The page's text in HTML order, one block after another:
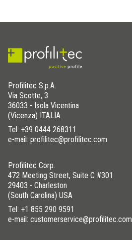
Profilitec S.p.A.
Via Scotte, 3
36033 - Isola Vicentina
(Vicenza) ITALIA
Tel: +39 0444 268311
e-mail: profilitec@profilitec.com
Profilitec Corp.
472 Meeting Street, Suite C #301
29403 - Charleston
(South Carolina) USA
Tel: +1 855 290 9591
e-mail: customerservice@profilitec.com